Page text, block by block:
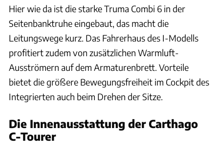
Hier wie da ist die starke Truma Combi 6 in der
Seitenbanktruhe eingebaut, das macht die
Leitungswege kurz. Das Fahrerhaus des I-Modells
profitiert zudem von zusätzlichen Warmluft-
Ausströmern auf dem Armaturenbrett. Vorteile
bietet die größere Bewegungsfreiheit im Cockpit des
Integrierten auch beim Drehen der Sitze.
Die Innenausstattung der Carthago
C-Tourer